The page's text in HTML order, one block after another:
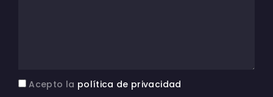
Acepto la política de privacidad